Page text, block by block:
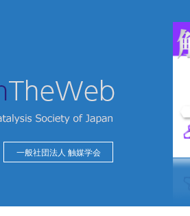
一般社団法人 触媒学会